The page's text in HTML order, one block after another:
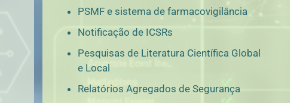
PSMF e sistema de farmacovigilância
Notificação de ICSRs
Pesquisas de Literatura Científica Global
e Local
Relatórios Agregados de Segurança